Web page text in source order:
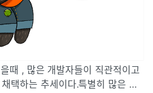
때 , 많은 개발자들이 직관적이고
택하는 추세이다.특별히 많은 코